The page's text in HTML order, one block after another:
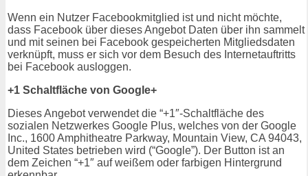
Wenn ein Nutzer Facebookmitglied ist und nicht möchte,
dass Facebook über dieses Angebot Daten über ihn sammelt
und mit seinen bei Facebook gespeicherten Mitgliedsdaten
verknüpft, muss er sich vor dem Besuch des Internetauftritts
bei Facebook ausloggen.
+1 Schaltfläche von Google+
Dieses Angebot verwendet die “+1″-Schaltfläche des
sozialen Netzwerkes Google Plus, welches von der Google
Inc., 1600 Amphitheatre Parkway, Mountain View, CA 94043,
United States betrieben wird (“Google”). Der Button ist an
dem Zeichen “+1″ auf weißem oder farbigen Hintergrund